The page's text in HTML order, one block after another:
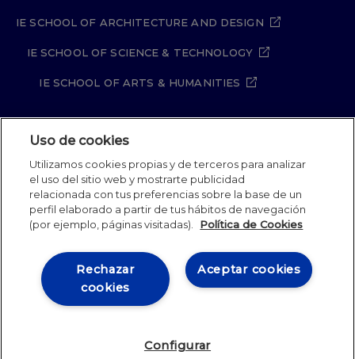
IE SCHOOL OF ARCHITECTURE AND DESIGN
IE SCHOOL OF SCIENCE & TECHNOLOGY
IE SCHOOL OF ARTS & HUMANITIES
Aviso legal
Política de Cookies
Política de seguridad
Student Academic Standards
Canal Compliance
Site Map
IE University 2026
Uso de cookies
Utilizamos cookies propias y de terceros para analizar
el uso del sitio web y mostrarte publicidad
relacionada con tus preferencias sobre la base de un
perfil elaborado a partir de tus hábitos de navegación
(por ejemplo, páginas visitadas).
Política de Cookies
Aceptar cookies
Rechazar
cookies
Configurar